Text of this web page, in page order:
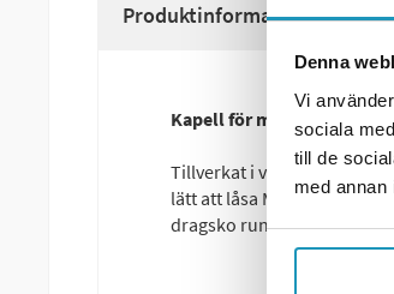
Denna
Vi
sociala
till de
med
Produktinformation
Kapell för mopeder och
Tillverkat i vattentän
lätt att låsa MC:n och
dragsko runt hjulen.